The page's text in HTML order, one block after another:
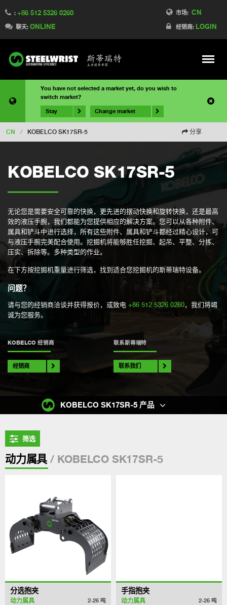
市场: CN
经销商: LOGIN
: +86 512 5326 0260
聊天: ONLINE
Meny
You have not selected a market yet, do you wish to
switch market?
Stay Change market
CN / KOBELCO SK17SR-5 分享
KOBELCO SK17SR-5
无论您是需要安全可靠的快换，更先进的摆动快换和旋转快换，还是最高
效的液压手腕，我们都能为您提供相应的解决方案。您可以从各种附件、
属具和铲斗中进行选择，所有这些附件、属具和铲斗都经过精心设计，可
与液压手腕完美配合使用。挖掘机将能够胜任挖掘、起吊、平整、分拣、
压实、拆除等。多种类型的作业。
在下方按挖掘机重量进行筛选，找到适合您挖掘机的斯蒂瑞特设备。
问题？
请与您的经销商洽谈并获得报价，或致电 +86 512 5326 0260，我们将竭
诚为您服务。
KOBELCO 经销商
经销商
联系斯蒂瑞特
联系我们
筛选
动力属具 / KOBELCO SK17SR-5
分选抱夹
动力属具 2-26 吨
手指抱夹
动力属具 2-26 吨
KOBELCO SK17SR-5 产品